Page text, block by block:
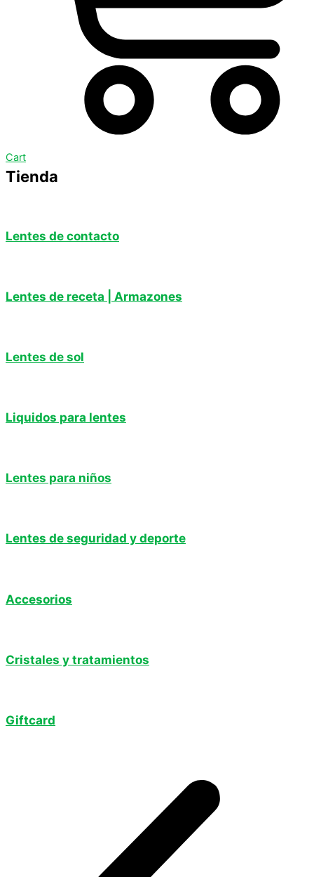
Cart
Tienda
Lentes de contacto
Lentes de receta | Armazones
Lentes de sol
Liquidos para lentes
Lentes para niños
Lentes de seguridad y deporte
Accesorios
Cristales y tratamientos
Giftcard